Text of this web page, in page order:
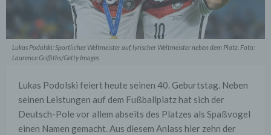
Lukas Podolski: Sportlicher Weltmeister auf, lyrischer Weltmeister neben dem Platz. Foto:
Laurence Griffiths/Getty Images
Lukas Podolski feiert heute seinen 40. Geburtstag. Neben
seinen Leistungen auf dem Fußballplatz hat sich der
Deutsch-Pole vor allem abseits des Platzes als Spaßvogel
einen Namen gemacht. Aus diesem Anlass hier zehn der